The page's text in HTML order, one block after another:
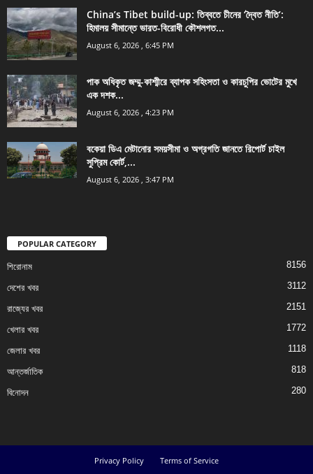
China’s Tibet build-up: তিব্বতে চীনের ‘দ্বৈত নীতি’:
হিমালয় সীমান্তে ভারত-বিরোধী কৌশলগত...
August 6, 2026 , 6:45 PM
পাক অধিকৃত জম্মু-কাশ্মীরে ব্যাপক সহিংসতা ও কারচুপির ভোটের মুখে
এক দশক...
August 6, 2026 , 4:23 PM
বকেয়া ডিএ মেটানোর সময়সীমা ও অগ্রগতি জানতে রিপোর্ট চাইল
সুপ্রিম কোর্ট,...
August 6, 2026 , 3:47 PM
POPULAR CATEGORY
শিরোনাম 8156
দেশের খবর 3112
রাজ্যের খবর 2151
খেলার খবর 1772
জেলার খবর 1118
আন্তর্জাতিক 818
বিনোদন 280
Privacy Policy Terms of Service